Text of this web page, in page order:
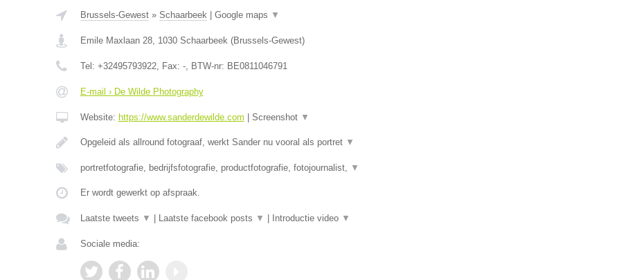
Brussels-Gewest» Schaarbeek| Google maps ▼
Emile Maxlaan 28, 1030 Schaarbeek(Brussels-Gewest)
Tel: +32495793922, Fax: -, BTW-nr: BE0811046791
E-mail › De Wilde Photography
Website: https://www.sanderdewilde.com Screenshot ▼
Opgeleid als allround fotograaf, werkt Sander nu vooral als portret ▼
portretfotografie, bedrijfsfotografie, productfotografie, fotojournalist, ▼
Er wordt gewerkt op afspraak.
Laatste tweets ▼ Laatste facebook posts ▼ Introductie video ▼
Sociale media: